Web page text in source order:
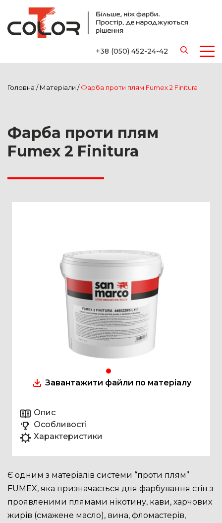
+38 (050) 452-24-42
Головна /Матеріали /Фарба проти плям Fumex 2 Finitura
Фарба проти плям
Fumex 2 Finitura
Завантажити файли по матеріалу
Опис
Особливості
Характеристики
Є одним з матеріалів системи “проти плям”
FUMEX, яка призначається для фарбування стін з
проявленими плямами нікотину, кави, харчових
жирів (смажене масло), вина, фломастерів,